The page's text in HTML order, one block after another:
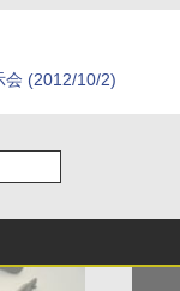
会 (2012/10/2)